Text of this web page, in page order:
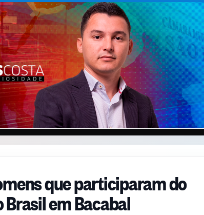
que participaram do
em Bacabal